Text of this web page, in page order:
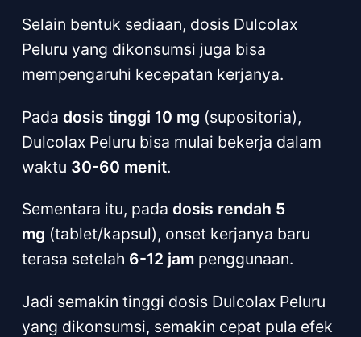
Selain bentuk sediaan, dosis Dulcolax
Peluru yang dikonsumsi juga bisa
mempengaruhi kecepatan kerjanya.
Pada dosis tinggi 10 mg (supositoria),
Dulcolax Peluru bisa mulai bekerja dalam
waktu 30-60 menit.
Sementara itu, pada dosis rendah 5
mg (tablet/kapsul), onset kerjanya baru
terasa setelah 6-12 jampenggunaan.
Jadi semakin tinggi dosis Dulcolax Peluru
yang dikonsumsi, semakin cepat pula efek